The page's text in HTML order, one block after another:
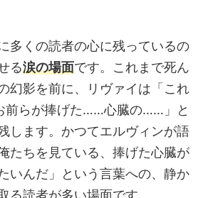
多くの読者の心に残っているの
る涙の場面です。これまで死ん
幻影を前に、リヴァイは「これ
前らが捧げた……心臓の……」と
します。かつてエルヴィンが語
たちを見ている、捧げた心臓が
いんだ」という言葉への、静か
る読者が多い場面です。